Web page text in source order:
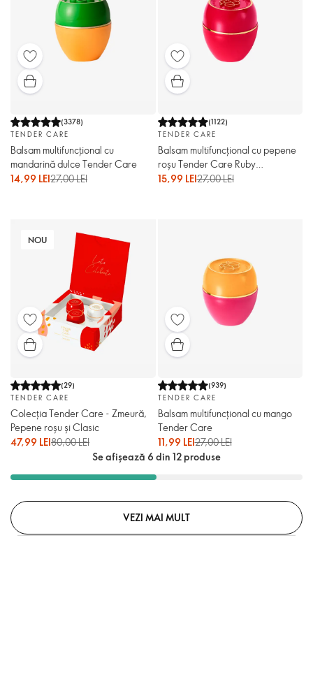
(3378)
TENDER CARE
Balsam multifuncțional cu
mandarină dulce Tender Care
14,99 LEI27,00 LEI
(1122)
TENDER CARE
Balsam multifuncțional cu pepene
roșu Tender Care Ruby
Celebration
15,99 LEI27,00 LEI
NOU
(29)
TENDER CARE
Colecția Tender Care - Zmeură,
Pepene roșu și Clasic
47,99 LEI80,00 LEI
(939)
TENDER CARE
Balsam multifuncțional cu mango
Tender Care
11,99 LEI27,00 LEI
Se afișează 6 din 12 produse
VEZI MAI MULT